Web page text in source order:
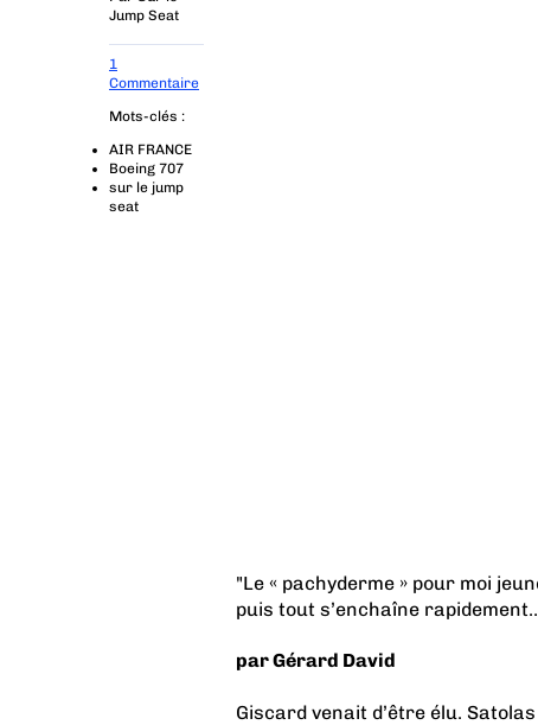
Jump Seat
1
Commentaire
Mots-clés :
AIR FRANCE
Boeing 707
sur le jump
seat
"Le « pachyderme » pour moi
puis tout s’enchaîne
par Gérard David
Giscard venait d’être élu.